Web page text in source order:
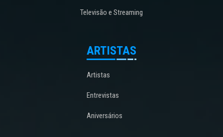
Televisão e Streaming
ARTISTAS
Artistas
Entrevistas
Aniversários